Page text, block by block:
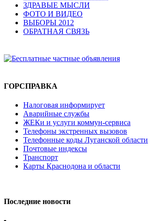
ЗДРАВЫЕ МЫСЛИ
ФОТО И ВИДЕО
ВЫБОРЫ 2012
ОБРАТНАЯ СВЯЗЬ
ГОРСПРАВКА
Налоговая информирует
Аварийные службы
ЖЕКи и услуги коммун-сервиса
Телефоны экстренных вызовов
Телефонные коды Луганской области
Почтовые индексы
Транспорт
Карты Краснодона и области
Последние новости